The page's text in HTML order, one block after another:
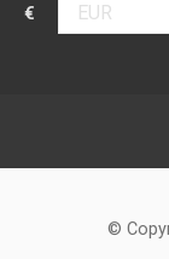
€
Selecteer valuta
©